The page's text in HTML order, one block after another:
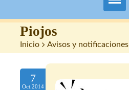
Padres
Alumnos
Maestros
Piojos
Inicio > Avisos y notificaciones
7
Oct.2014